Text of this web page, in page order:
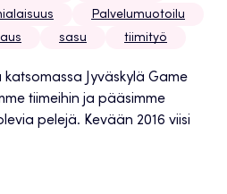
Palvelumuotoilu
sasu tiimityö
Jyväskylä Game
tiimeihin ja pääsimme
pelejä. Kevään 2016 viisi